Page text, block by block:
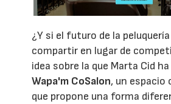
¿Y si el futuro de la
compartir en lugar de
idea sobre la que Marta Cid
Wapa'm CoSalon, un espacio
que propone una forma